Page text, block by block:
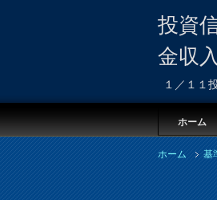
投資
金収
１／１１
ホーム
ホーム 基